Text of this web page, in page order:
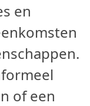
en
of een